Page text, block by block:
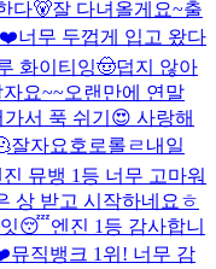
다🐻잘 다녀올게요~출
❤️너무 두껍게 입고 왔다
화이티잉🤠덥지 않아
자요~~오랜만에 연말
서 푹 쉬기😍 사랑해
잘자요호로롤ㄹ 내일
진 뮤뱅 1등 너무 고마워
상 받고 시작하네요ㅎ
잇😴엔진 1등 감사합니
뮤직뱅크 1위! 너무 감